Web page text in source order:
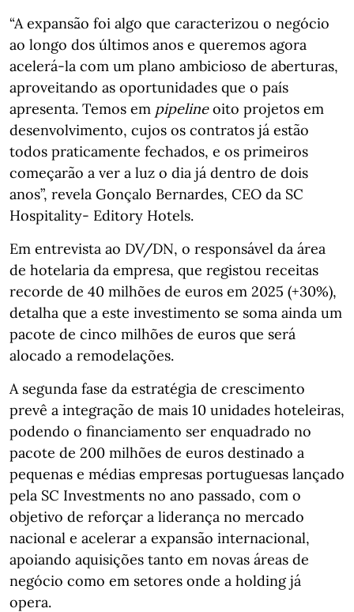
“A expansão foi algo que caracterizou o negócio
ao longo dos últimos anos e queremos agora
acelerá-la com um plano ambicioso de aberturas,
aproveitando as oportunidades que o país
apresenta. Temos em pipelineoito projetos em
desenvolvimento, cujos os contratos já estão
todos praticamente fechados, e os primeiros
começarão a ver a luz o dia já dentro de dois
anos”, revela Gonçalo Bernardes, CEO da SC
Hospitality- Editory Hotels.
Em entrevista ao DV/DN, o responsável da área
de hotelaria da empresa, que registou receitas
recorde de 40 milhões de euros em 2025 (+30%),
detalha que a este investimento se soma ainda um
pacote de cinco milhões de euros que será
alocado a remodelações.
A segunda fase da estratégia de crescimento
prevê a integração de mais 10 unidades hoteleiras,
podendo o financiamento ser enquadrado no
pacote de 200 milhões de euros destinado a
pequenas e médias empresas portuguesas lançado
pela SC Investments no ano passado, com o
objetivo de reforçar a liderança no mercado
nacional e acelerar a expansão internacional,
apoiando aquisições tanto em novas áreas de
negócio como em setores onde a holding já
opera.